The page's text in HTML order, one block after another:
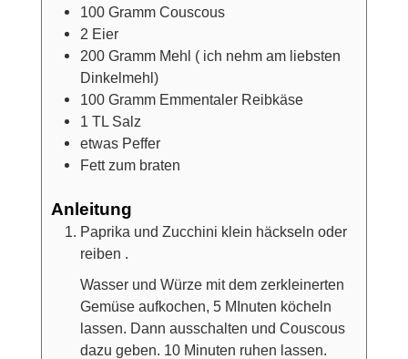
100 Gramm Couscous
2 Eier
200 Gramm Mehl ( ich nehm am liebsten
Dinkelmehl)
100 Gramm Emmentaler Reibkäse
1 TL Salz
etwas Peffer
Fett zum braten
Anleitung
Paprika und Zucchini klein häckseln oder
reiben .
Wasser und Würze mit dem zerkleinerten
Gemüse aufkochen, 5 MInuten köcheln
lassen. Dann ausschalten und Couscous
dazu geben. 10 Minuten ruhen lassen.